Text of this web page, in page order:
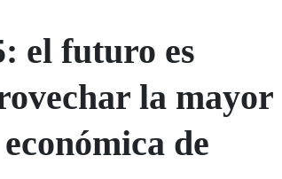
el futuro es
la mayor
de